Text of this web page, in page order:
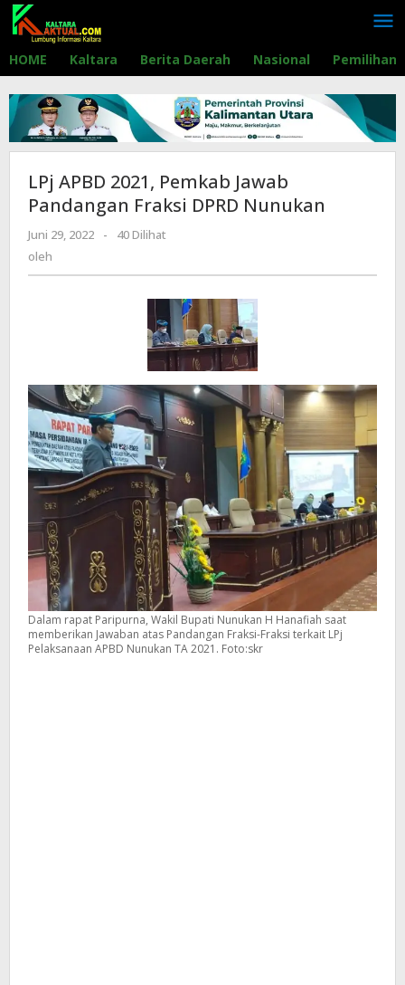
Lewati
konten
HOME Kaltara Berita Daerah Nasional Pemilihan
LPj APBD 2021, Pemkab Jawab
Pandangan Fraksi DPRD Nunukan
Juni 29, 2022 oleh
-
40 Dilihat
oleh
Dalam rapat Paripurna, Wakil Bupati Nunukan H Hanafiah saat
memberikan Jawaban atas Pandangan Fraksi-Fraksi terkait LPj
Pelaksanaan APBD Nunukan TA 2021. Foto:skr